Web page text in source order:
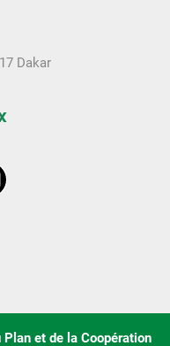
Dakar
Plan et de la Coopération